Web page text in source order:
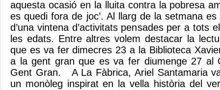
aquesta ocasió en la lluita contra la pobresa
es quedi fora de joc’. Al llarg de la setmana
d’una vintena d’activitats pensades per a tots
les edats. Entre altres volem destacar la
que es va fer dimecres 23 a la Biblioteca
a la gent gran que es va fer diumenge 27 al
Gent Gran. A La Fàbrica, Ariel Santamaria
un monòleg inspirat en la vella història del